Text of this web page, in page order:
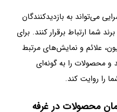
می‌تواند به بازدیدکنندگان
شما ارتباط برقرار کنند. برای
علائم و نمایش‌های مرتبط
و محصولات را به گونه‌ای
را روایت کند.
محصولات در غرفه